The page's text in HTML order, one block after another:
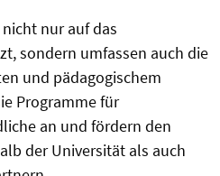
nur auf das
sondern umfassen auch die
und pädagogischem
Programme für
an und fördern den
der Universität als auch